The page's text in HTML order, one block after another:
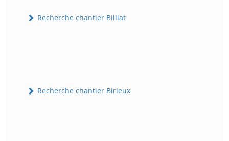
Recherche chantier Billiat
Recherche chantier Birieux